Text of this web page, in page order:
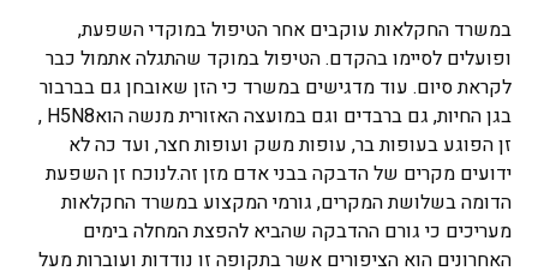
במשרד החקלאות עוקבים אחר הטיפול במוקדי השפעת,
ופועלים לסיימו בהקדם. הטיפול במוקד שהתגלה אתמול כבר
לקראת סיום. עוד מדגישים במשרד כי הזן שאובחן גם בברבור
בגן החיות, גם ברבדים וגם במועצה האזורית מנשה הואH5N8 ,
זן הפוגע בעופות בר, עופות משק ועופות חצר, ועד כה לא
ידועים מקרים של הדבקה בבני אדם מזן זה.לנוכח זן השפעת
הדומה בשלושת המקרים, גורמי המקצוע במשרד החקלאות
מעריכים כי גורם ההדבקה שהביא להפצת המחלה בימים
האחרונים הוא הציפורים אשר בתקופה זו נודדות ועוברות מעל